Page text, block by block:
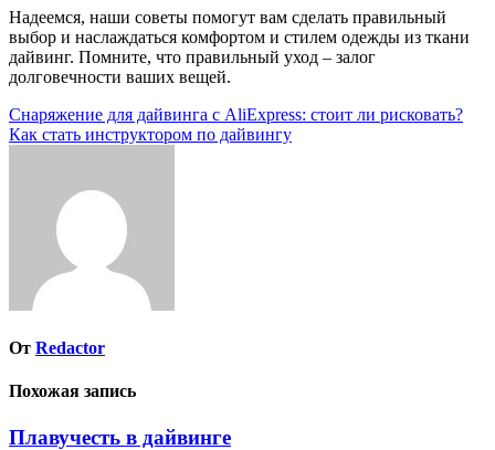
Надеемся, наши советы помогут вам сделать правильный
выбор и наслаждаться комфортом и стилем одежды из ткани
дайвинг. Помните, что правильный уход – залог
долговечности ваших вещей.
Навигация
по
Снаряжение для дайвинга с AliExpress: стоит ли рисковать?
Как стать инструктором по дайвингу
От Redactor
Похожая запись
Плавучесть в дайвинге